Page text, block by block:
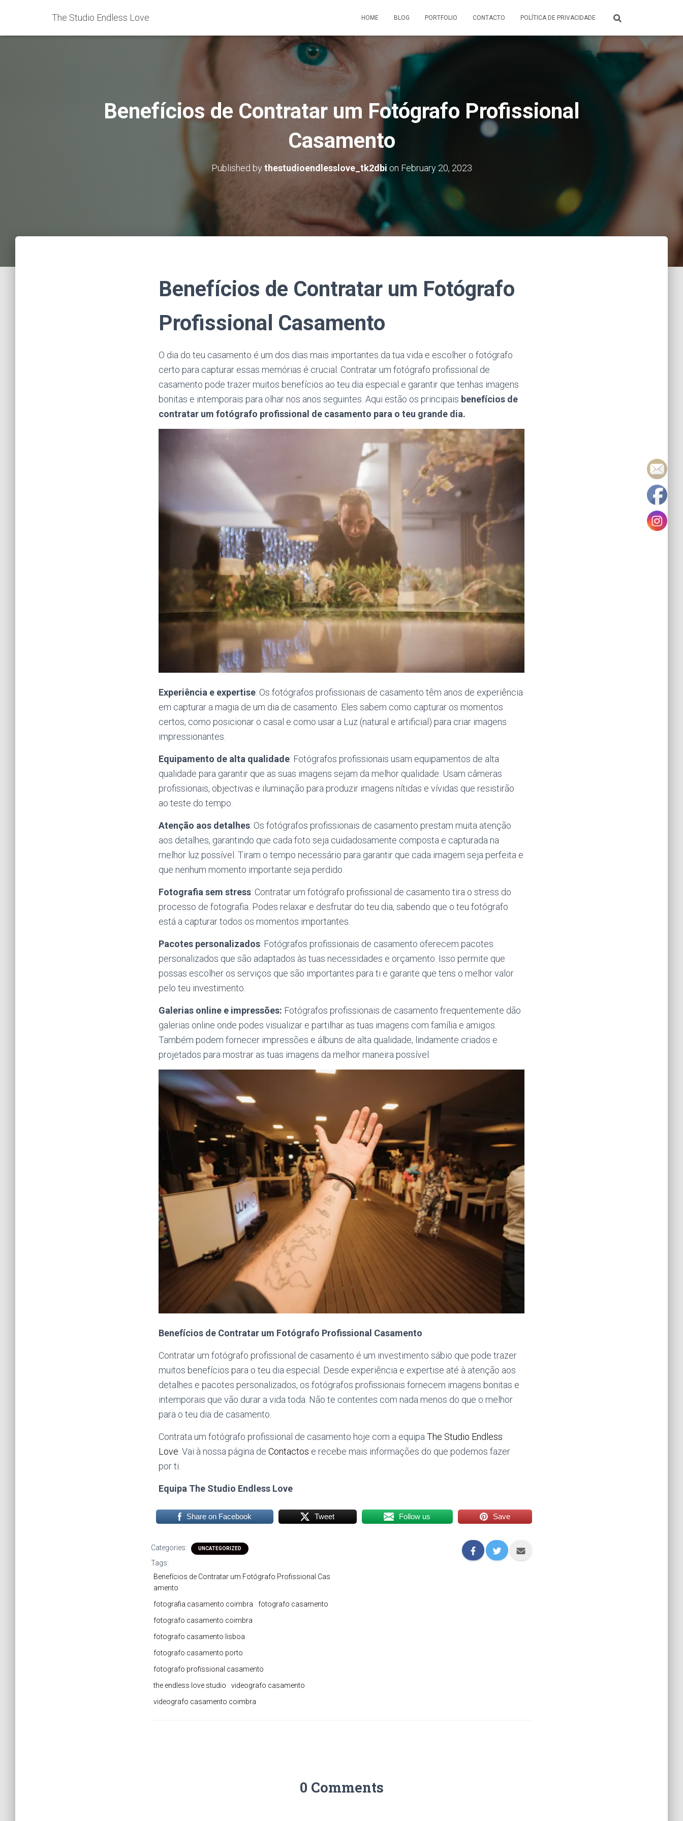
The Studio Endless Love HOME BLOG PORTFOLIO CONTACTO POLÍTICA DE PRIVACIDADE
Benefícios de Contratar um Fotógrafo Profissional
Casamento
Published by thestudioendlesslove_tk2dbi on February 20, 2023
Benefícios de Contratar um Fotógrafo
Profissional Casamento
O dia do teu casamento é um dos dias mais importantes da tua vida e escolher o fotógrafo
certo para capturar essas memórias é crucial. Contratar um fotógrafo profissional de
casamento pode trazer muitos benefícios ao teu dia especial e garantir que tenhas imagens
bonitas e intemporais para olhar nos anos seguintes. Aqui estão os principais benefícios de
contratar um fotógrafo profissional de casamento para o teu grande dia.
Experiência e expertise: Os fotógrafos profissionais de casamento têm anos de experiência
em capturar a magia de um dia de casamento. Eles sabem como capturar os momentos
certos, como posicionar o casal e como usar a Luz (natural e artificial) para criar imagens
impressionantes.
Equipamento de alta qualidade: Fotógrafos profissionais usam equipamentos de alta
qualidade para garantir que as suas imagens sejam da melhor qualidade. Usam câmeras
profissionais, objectivas e iluminação para produzir imagens nítidas e vívidas que resistirão
ao teste do tempo.
Atenção aos detalhes: Os fotógrafos profissionais de casamento prestam muita atenção
aos detalhes, garantindo que cada foto seja cuidadosamente composta e capturada na
melhor luz possível. Tiram o tempo necessário para garantir que cada imagem seja perfeita e
que nenhum momento importante seja perdido.
Fotografia sem stress: Contratar um fotógrafo profissional de casamento tira o stress do
processo de fotografia. Podes relaxar e desfrutar do teu dia, sabendo que o teu fotógrafo
está a capturar todos os momentos importantes.
Pacotes personalizados: Fotógrafos profissionais de casamento oferecem pacotes
personalizados que são adaptados às tuas necessidades e orçamento. Isso permite que
possas escolher os serviços que são importantes para ti e garante que tens o melhor valor
pelo teu investimento.
Galerias online e impressões: Fotógrafos profissionais de casamento frequentemente dão
galerias online onde podes visualizar e partilhar as tuas imagens com família e amigos.
Também podem fornecer impressões e álbuns de alta qualidade, lindamente criados e
projetados para mostrar as tuas imagens da melhor maneira possível.
Benefícios de Contratar um Fotógrafo Profissional Casamento
Contratar um fotógrafo profissional de casamento é um investimento sábio que pode trazer
muitos benefícios para o teu dia especial. Desde experiência e expertise até à atenção aos
detalhes e pacotes personalizados, os fotógrafos profissionais fornecem imagens bonitas e
intemporais que vão durar a vida toda. Não te contentes com nada menos do que o melhor
para o teu dia de casamento.
Contrata um fotógrafo profissional de casamento hoje com a equipa The Studio Endless
Love . Vai à nossa página de Contactos e recebe mais informações do que podemos fazer
por ti.
Equipa The Studio Endless Love
Share on Facebook Tweet Follow us Save
Categories: UNCATEGORIZED
Tags:
Benefícios de Contratar um Fotógrafo Profissional Cas
amento
fotografia casamento coimbra
fotografo casamento
fotografo casamento coimbra
fotografo casamento lisboa
fotografo casamento porto
fotografo profissional casamento
the endless love studio
videografo casamento
videografo casamento coimbra
0 Comments